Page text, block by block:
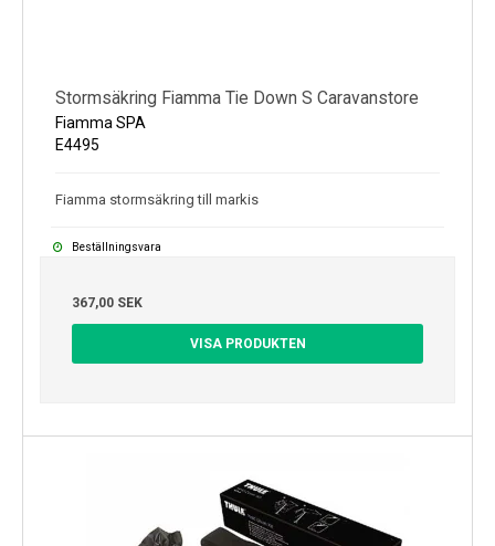
Stormsäkring Fiamma Tie Down S Caravanstore
Fiamma SPA
E4495
Fiamma stormsäkring till markis
Beställningsvara
367,00 SEK
VISA PRODUKTEN